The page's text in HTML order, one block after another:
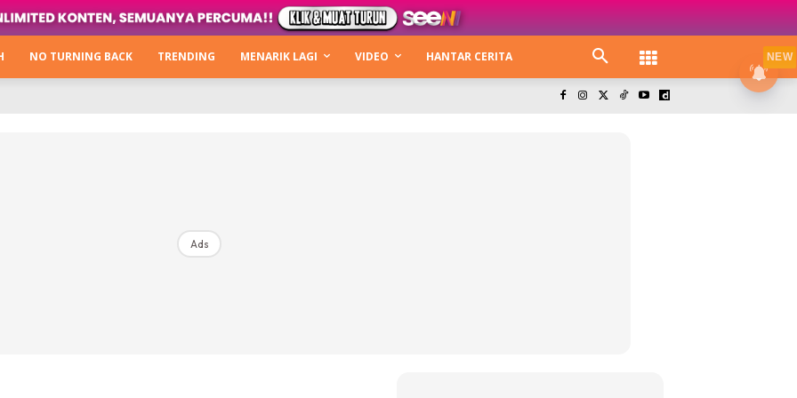
Hijabista
Next Level
NO TURNING BACK TRENDING MENARIK LAGI VIDEO HANTAR CERITA
Ads
NEW